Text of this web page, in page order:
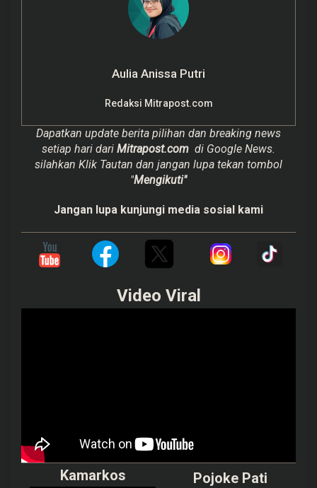
Aulia Anissa Putri
Redaksi Mitrapost.com
Dapatkan update berita pilihan dan breaking news
setiap hari dari Mitrapost.com di Google News.
silahkan Klik Tautan dan jangan lupa tekan tombol
"Mengikuti"
Jangan lupa kunjungi media sosial kami
Video Viral
Kamarkos Pojoke Pati